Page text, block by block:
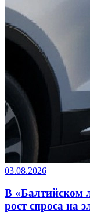
03.08.2026
В «Балтийском
рост спроса на